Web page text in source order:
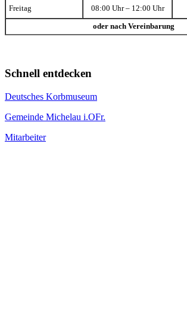
Freitag 08:00 Uhr – 12:00 Uhr
oder nach Vereinbarung
Schnell entdecken
Deutsches Korbmuseum
Gemeinde Michelau i.OFr.
Mitarbeiter